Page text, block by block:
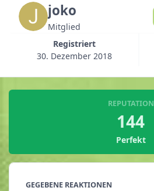
joko
Mitglied
Registriert
30. Dezember 2018
REPUTATION
144
Perfekt
GEGEBENE REAKTIONEN